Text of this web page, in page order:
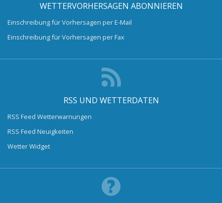
WETTERVORHERSAGEN ABONNIEREN
Einschreibung für Vorhersagen per E-Mail
Einschreibung für Vorhersagen per Fax
RSS UND WETTERDATEN
RSS Feed Wetterwarnungen
RSS Feed Neuigkeiten
Wetter Widget